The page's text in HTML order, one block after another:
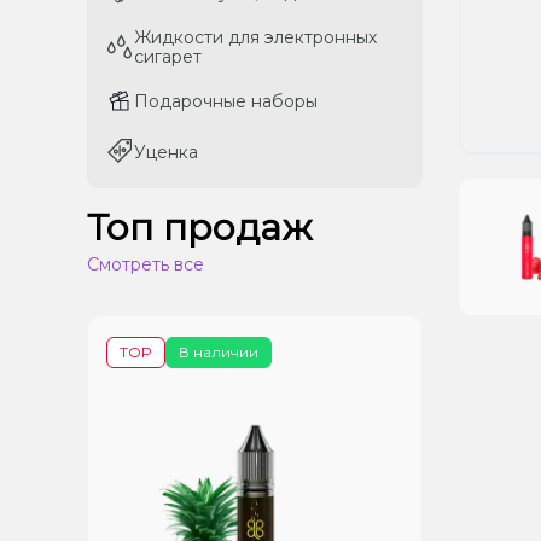
Жидкости для электронных
сигарет
Подарочные наборы
Уценка
Жидкости для электронных
сигарет
Подарочные наборы
Уценка
Топ продаж
Смотреть все
В наличии
TOP